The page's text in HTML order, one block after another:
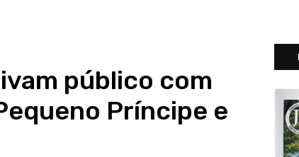
público com
Príncipe e